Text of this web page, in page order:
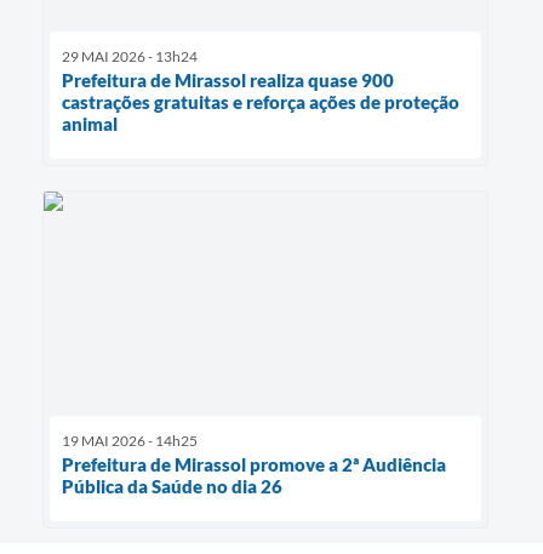
29 MAI 2026 - 13h24
Prefeitura de Mirassol realiza quase 900
castrações gratuitas e reforça ações de proteção
animal
19 MAI 2026 - 14h25
Prefeitura de Mirassol promove a 2ª Audiência
Pública da Saúde no dia 26